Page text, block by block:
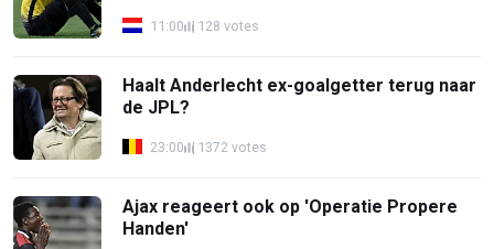
11:00 128 votes
Haalt Anderlecht ex-goalgetter terug naar
de JPL?
23:00 1372 votes
Ajax reageert ook op 'Operatie Propere
Handen'